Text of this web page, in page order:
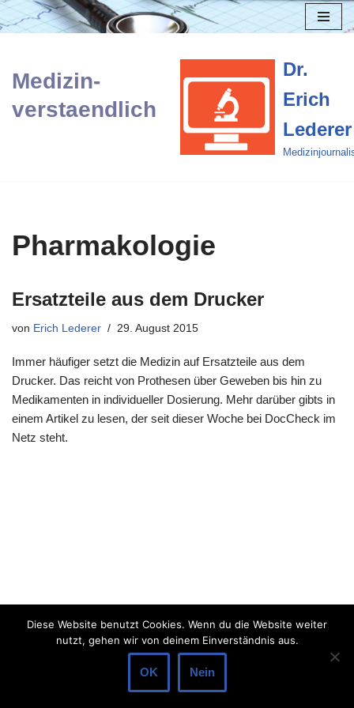
springen
Medizin-
verstaendlich
Dr.
Erich
Lederer
Pharmakologie
Ersatzteile aus dem Drucker
von Erich Lederer 29. August 2015
Immer häufiger setzt die Medizin auf Ersatzteile aus dem
Drucker. Das reicht von Prothesen über Geweben bis hin zu
Medikamenten in individueller Dosierung. Mehr darüber gibts in
einem Artikel zu lesen, der seit dieser Woche bei DocCheck im
Netz steht.
| Präsentiert vonWordPress
Diese Website benutzt Cookies. Wenn du die Website weiter
nutzt, gehen wir von deinem Einverständnis aus.
OK Nein